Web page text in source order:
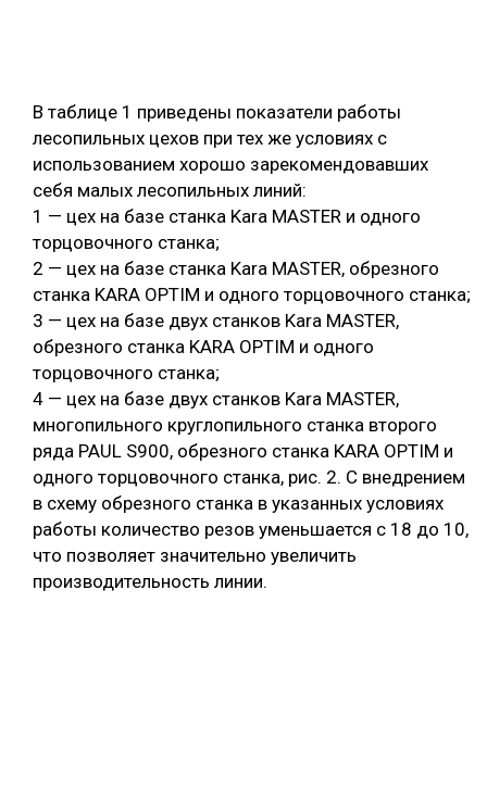
В таблице 1 приведены показатели работы
лесопильных цехов при тех же условиях с
использованием хорошо зарекомендовавших
себя малых лесопильных линий:
1 — цех на базе станка Kara MASTER и одного
торцовочного станка;
2 — цех на базе станка Kara MASTER, обрезного
станка KARA OPTIM и одного торцовочного станка;
3 — цех на базе двух станков Kara MASTER,
обрезного станка KARA OPTIM и одного
торцовочного станка;
4 — цех на базе двух станков Kara MASTER,
многопильного круглопильного станка второго
ряда PAUL S900, обрезного станка KARA OPTIM и
одного торцовочного станка, рис. 2. С внедрением
в схему обрезного станка в указанных условиях
работы количество резов уменьшается с 18 до 10,
что позволяет значительно увеличить
производительность линии.